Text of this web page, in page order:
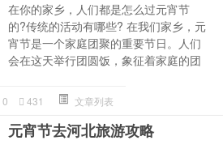
在你的家乡，人们都是怎么过元宵节
的?传统的活动有哪些? 在我们家乡，元
宵节是一个家庭团聚的重要节日。人们
会在这天举行团圆饭，象征着家庭的团
0 431 文章列表
元宵节去河北旅游攻略